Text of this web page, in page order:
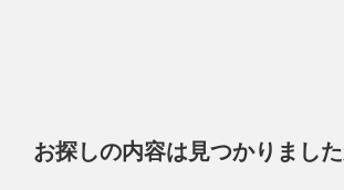
お探しの内容は見つかりまし